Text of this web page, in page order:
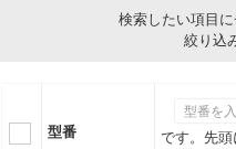
検索したい項目
絞り込
型番
です。先頭